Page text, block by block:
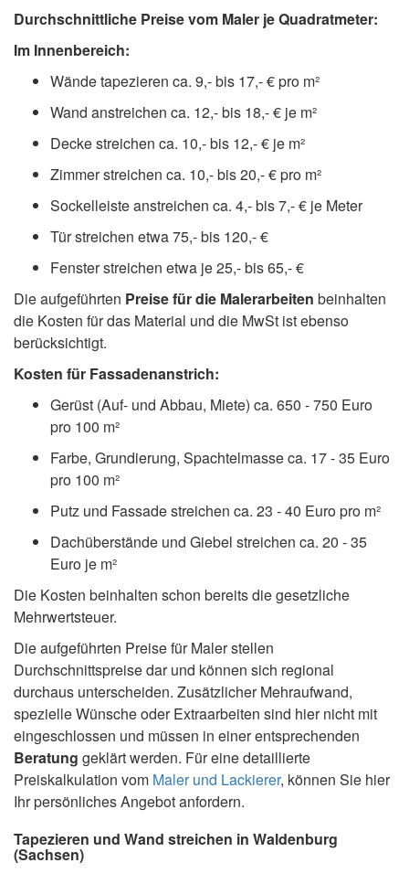
Durchschnittliche Preise vom Maler je Quadratmeter:
Im Innenbereich:
Wände tapezieren ca. 9,- bis 17,- € pro m²
Wand anstreichen ca. 12,- bis 18,- € je m²
Decke streichen ca. 10,- bis 12,- € je m²
Zimmer streichen ca. 10,- bis 20,- € pro m²
Sockelleiste anstreichen ca. 4,- bis 7,- € je Meter
Tür streichen etwa 75,- bis 120,- €
Fenster streichen etwa je 25,- bis 65,- €
Die aufgeführten Preise für die Malerarbeiten beinhalten
die Kosten für das Material und die MwSt ist ebenso
berücksichtigt.
Kosten für Fassadenanstrich:
Gerüst (Auf- und Abbau, Miete) ca. 650 - 750 Euro
pro 100 m²
Farbe, Grundierung, Spachtelmasse ca. 17 - 35 Euro
pro 100 m²
Putz und Fassade streichen ca. 23 - 40 Euro pro m²
Dachüberstände und Giebel streichen ca. 20 - 35
Euro je m²
Die Kosten beinhalten schon bereits die gesetzliche
Mehrwertsteuer.
Die aufgeführten Preise für Maler stellen
Durchschnittspreise dar und können sich regional
durchaus unterscheiden. Zusätzlicher Mehraufwand,
spezielle Wünsche oder Extraarbeiten sind hier nicht mit
eingeschlossen und müssen in einer entsprechenden
Beratung geklärt werden. Für eine detaillierte
Preiskalkulation vom Maler und Lackierer, können Sie hier
Ihr persönliches Angebot anfordern.
Tapezieren und Wand streichen in Waldenburg
(Sachsen)